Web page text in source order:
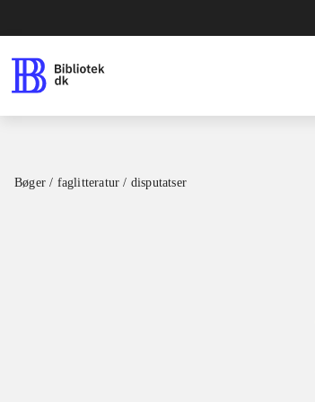
Bøger / faglitteratur / disputatser